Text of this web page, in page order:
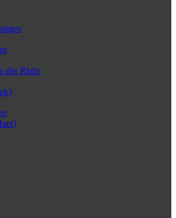
der Rhön